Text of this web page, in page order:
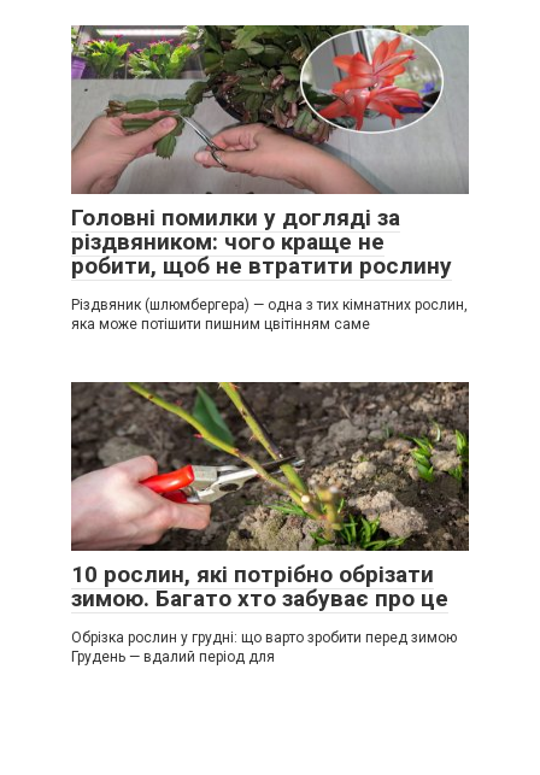
Головні помилки у догляді за
різдвяником: чого краще не
робити, щоб не втратити рослину
Різдвяник (шлюмбергера) — одна з тих кімнатних рослин,
яка може потішити пишним цвітінням саме
10 рослин, які потрібно обрізати
зимою. Багато хто забуває про це
Обрізка рослин у грудні: що варто зробити перед зимою
Грудень — вдалий період для